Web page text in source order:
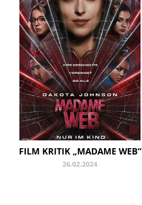
FILM KRITIK „MADAME WEB“
26.02.2024